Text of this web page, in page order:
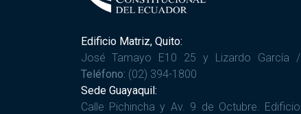
Edificio Matriz, Quito:
José Tamayo E10 25 y Lizardo García /
Teléfono: (02) 394-1800
Sede Guayaquil:
Calle Pichincha y Av. 9 de Octubre. Edificio